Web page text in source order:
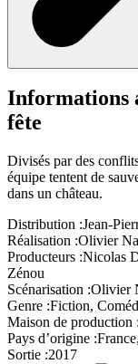
Informations
fête
Divisés par des
équipe tentent de
dans un château.
Distribution :Jean-
Réalisation :Olivier
Producteurs :Nicolas
Zénou
Scénarisation :Olivier
Genre :Fiction,
Maison de production :
Pays d’origine :
Sortie :2017